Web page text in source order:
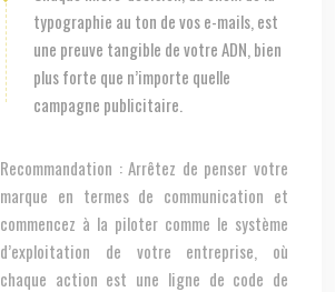
typographie au ton de vos e-mails, est
une preuve tangible de votre ADN, bien
plus forte que n’importe quelle
campagne publicitaire.
Recommandation :Arrêtez de penser votre
marque en termes de communication et
commencez à la piloter comme le système
d’exploitation de votre entreprise, où
chaque action est une ligne de code de